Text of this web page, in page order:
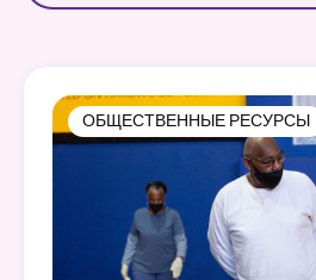
ОБЩЕСТВЕННЫЕ РЕСУРСЫ